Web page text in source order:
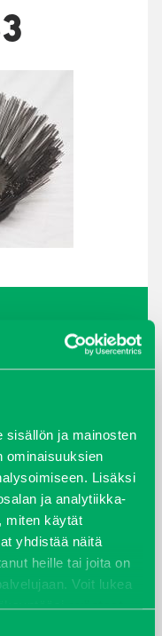
sisällön ja mainosten
ominaisuuksien
Lisäksi
ja analytiikka-
miten käytät
yhdistää näitä
heille tai joita on
Voit lukea
evästeet